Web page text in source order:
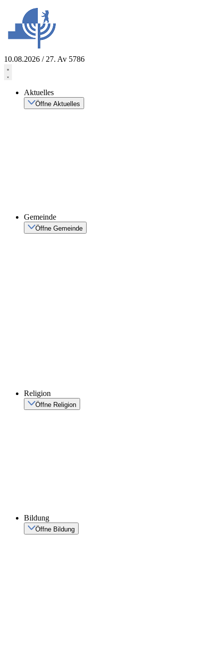
springen
10.08.2026 / 27. Av 5786
Aktuelles
Öffne Aktuelles
Gemeinde
Öffne Gemeinde
Religion
Öffne Religion
Bildung
Öffne Bildung